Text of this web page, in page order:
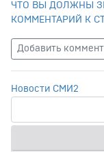
ЧТО ВЫ ДОЛЖНЫ
КОММЕНТАРИЙ К
Добавить
Новости СМИ2